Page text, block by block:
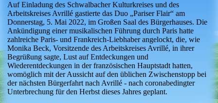
Auf Einladung des Schwalbacher Kulturkreises und des
Arbeitskreises Avrillé gastierte das Duo „Pariser Flair“ am
Donnerstag, 5. Mai 2022, im Großen Saal des Bürgerhauses. Die
Ankündigung einer musikalischen Führung durch Paris hatte
zahlreiche Paris- und Frankreich-Liebhaber angelockt, die, wie
Monika Beck, Vorsitzende des Arbeitskreises Avrillé, in ihrer
Begrüßung sagte, Lust auf Entdeckungen und
Wiederentdeckungen in der französischen Hauptstadt hatten,
womöglich mit der Aussicht auf den üblichen Zwischenstopp bei
der nächsten Bürgerfahrt nach Avrillé - nach coronabedingter
Unterbrechung für den Herbst dieses Jahres geplant.